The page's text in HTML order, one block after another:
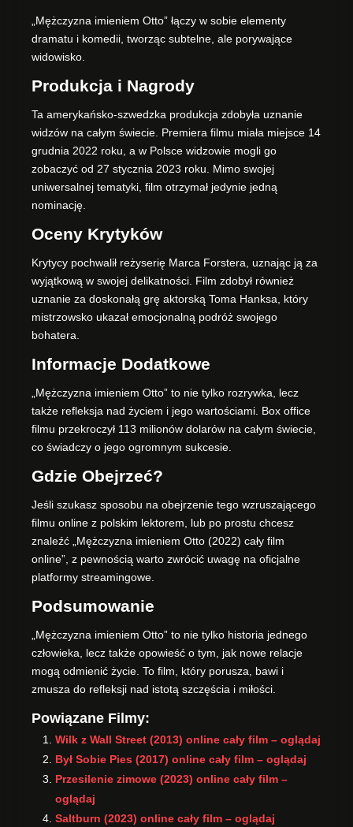
„Mężczyzna imieniem Otto” łączy w sobie elementy
dramatu i komedii, tworząc subtelne, ale porywające
widowisko.
Produkcja i Nagrody
Ta amerykańsko-szwedzka produkcja zdobyła uznanie
widzów na całym świecie. Premiera filmu miała miejsce 14
grudnia 2022 roku, a w Polsce widzowie mogli go
zobaczyć od 27 stycznia 2023 roku. Mimo swojej
uniwersalnej tematyki, film otrzymał jedynie jedną
nominację.
Oceny Krytyków
Krytycy pochwalił reżyserię Marca Forstera, uznając ją za
wyjątkową w swojej delikatności. Film zdobył również
uznanie za doskonałą grę aktorską Toma Hanksa, który
mistrzowsko ukazał emocjonalną podróż swojego
bohatera.
Informacje Dodatkowe
„Mężczyzna imieniem Otto” to nie tylko rozrywka, lecz
także refleksja nad życiem i jego wartościami. Box office
filmu przekroczył 113 milionów dolarów na całym świecie,
co świadczy o jego ogromnym sukcesie.
Gdzie Obejrzeć?
Jeśli szukasz sposobu na obejrzenie tego wzruszającego
filmu online z polskim lektorem, lub po prostu chcesz
znaleźć „Mężczyzna imieniem Otto (2022) cały film
online”, z pewnością warto zwrócić uwagę na oficjalne
platformy streamingowe.
Podsumowanie
„Mężczyzna imieniem Otto” to nie tylko historia jednego
człowieka, lecz także opowieść o tym, jak nowe relacje
mogą odmienić życie. To film, który porusza, bawi i
zmusza do refleksji nad istotą szczęścia i miłości.
Powiązane Filmy:
Wilk z Wall Street (2013) online cały film – oglądaj
Był Sobie Pies (2017) online cały film – oglądaj
Przesilenie zimowe (2023) online cały film –
oglądaj
Saltburn (2023) online cały film – oglądaj